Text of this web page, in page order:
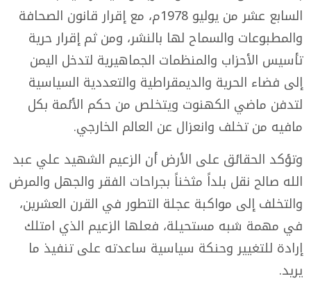
السابع عشر من يوليو 1978م، مع إقرار قانون الصحافة
والمطبوعات والسماح لها بالنشر، ومن ثم إقرار حرية
تأسيس الأحزاب والمنظمات الجماهيرية لتدخل اليمن
إلى فضاء الحرية والديمقراطية والتعددية السياسية
لتدفن ماضي الكهنوت ويتخلص من حكم الأئمة بكل
مافيه من تخلف وانعزال عن العالم الخارجي.
وتؤكد الحقائق على الأرض أن الزعيم الشهيد علي عبد
الله صالح نقل بلداً مثخناً بجراحات الفقر والجهل والمرض
والتخلف إلى مواكبة عجلة التطور في القرن العشرين،
في مهمة شبه مستحيلة، فعلها الزعيم الذي امتلك
إرادة للتغيير وحنكة سياسية ساعدته على تنفيذ ما
يريد.